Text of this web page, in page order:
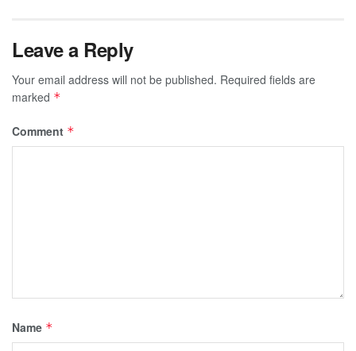
Leave a Reply
Your email address will not be published. Required fields are
marked *
Comment *
Name *